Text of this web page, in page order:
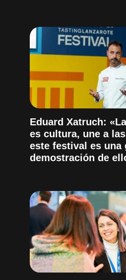
Eduard Xatruch:
es cultura, une a
este festival es una
demostración de